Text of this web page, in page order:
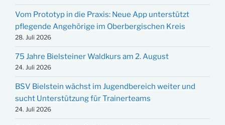
Vom Prototyp in die Praxis: Neue App unterstützt
pflegende Angehörige im Oberbergischen Kreis
28. Juli 2026
75 Jahre Bielsteiner Waldkurs am 2. August
24. Juli 2026
BSV Bielstein wächst im Jugendbereich weiter und
sucht Unterstützung für Trainerteams
24. Juli 2026